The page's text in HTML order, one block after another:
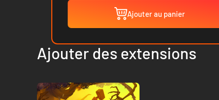
Ajouter au panier
Ajouter des extensions